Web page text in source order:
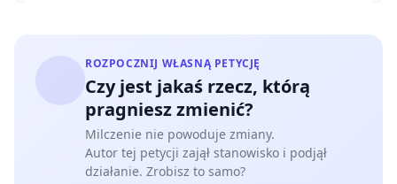
ROZPOCZNIJ WŁASNĄ PETYCJĘ
Czy jest jakaś rzecz, którą
pragniesz zmienić?
Milczenie nie powoduje zmiany.
Autor tej petycji zajął stanowisko i podjął
działanie. Zrobisz to samo?